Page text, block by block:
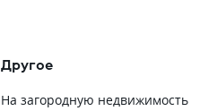
от застройщика или уже всё
готово. Заявку мы подали
через сайт, загрузили сканы
Другое
На загородную недвижимость